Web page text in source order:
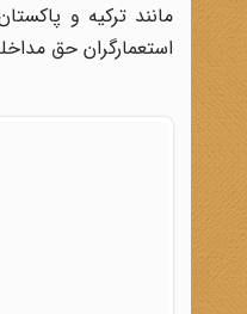
مانند ترکیه و
استعمارگران حق